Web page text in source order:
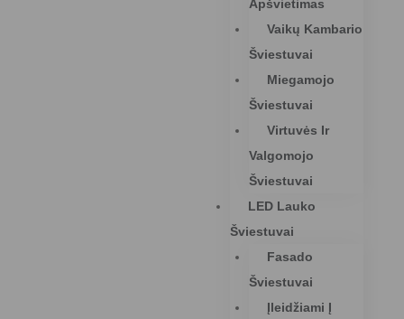
Apšvietimas
Vaikų Kambario
Šviestuvai
Miegamojo
Šviestuvai
Virtuvės Ir
Valgomojo
Šviestuvai
LED Lauko
Šviestuvai
Fasado
Šviestuvai
Įleidžiami Į